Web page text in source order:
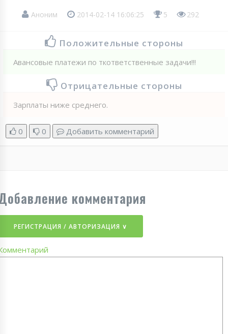
Аноним 2014-02-14 16:06:25 5 292
Положительные стороны
Авансовые платежи по ткответственные задачи!!!
Отрицательные стороны
Зарплаты ниже среднего.
0 0 Добавить комментарий
комментария
РЕГИСТРАЦИЯ / АВТОРИЗАЦИЯ ∨